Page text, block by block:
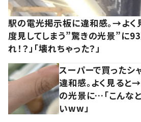
駅の電光掲示板に違和感。→よ
度見してしまう”驚きの光景”に
れ！？」「壊れちゃった？」
スーパーで買ったシ
違和感。よく見ると→
の光景に…「こんなと
いww」